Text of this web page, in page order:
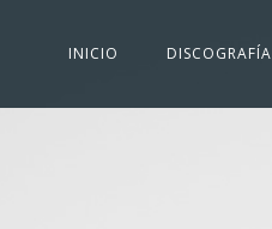
INICIO DISCOGRAFÍA